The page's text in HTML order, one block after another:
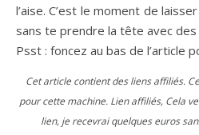
l’aise. C’est le moment de
sans te prendre la tête avec
Psst : foncez au bas de l’article
Cet article contient des liens affiliés.
pour cette machine. Lien affiliés, Cela
lien, je recevrai quelques euros